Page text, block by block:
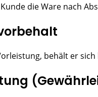
die Ware nach
behält er